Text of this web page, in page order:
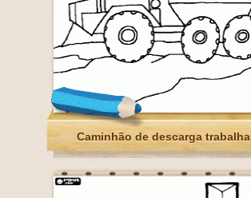
Caminhão de descarga